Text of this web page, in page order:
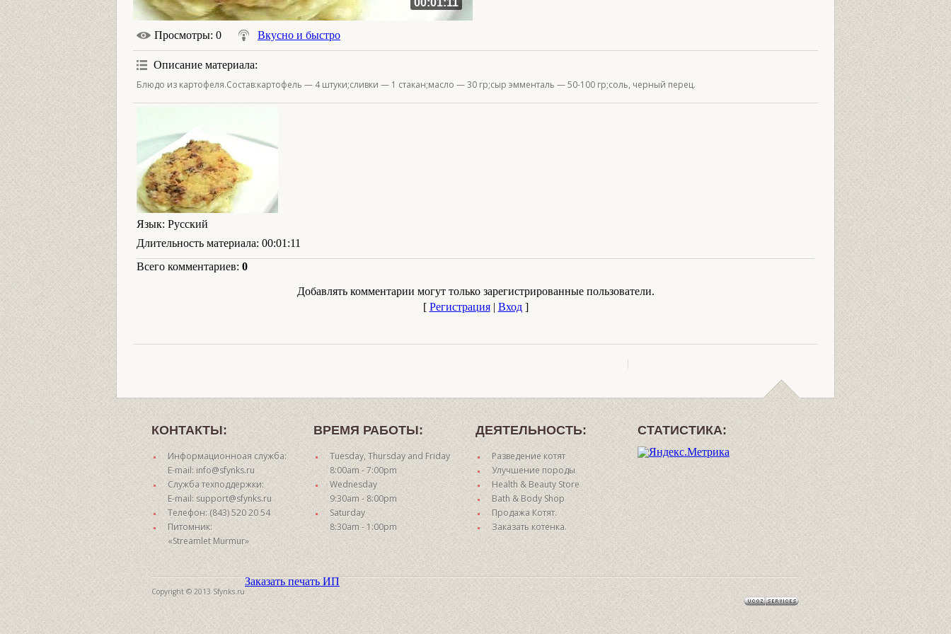
00:01:11
Просмотры: 0 Вкусно и быстро
Описание материала:
Блюдо из картофеля.Состав:картофель — 4 штуки;сливки — 1 стакан;масло — 30 гр;сыр эмменталь — 50-100 гр;соль, черный перец.
Язык: Русский
Длительность материала: 00:01:11
Всего комментариев: 0
Добавлять комментарии могут только зарегистрированные пользователи.
[ Регистрация| Вход]
КОНТАКТЫ:
Информационноая служба:
E-mail: info@sfynks.ru
Служба техподдержки:
E-mail: support@sfynks.ru
Телефон: (843) 520 20 54
Питомник:
«Streamlet Murmur»
ВРЕМЯ РАБОТЫ:
Tuesday, Thursday and Friday
8:00am - 7:00pm
Wednesday
9:30am - 8:00pm
Saturday
8:30am - 1:00pm
ДЕЯТЕЛЬНОСТЬ:
Разведение котят
Улучшение породы
Health & Beauty Store
Bath & Body Shop
Продажа Котят.
Заказать котенка.
СТАТИСТИКА:
Copyright © 2013 Sfynks.ru
Заказать печать ИП